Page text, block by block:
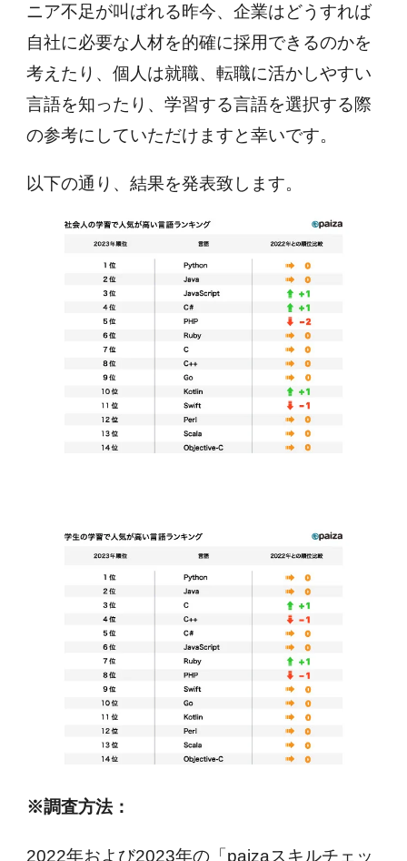
ニア不足が叫ばれる昨今、企業はどうすれば
自社に必要な人材を的確に採用できるのかを
考えたり、個人は就職、転職に活かしやすい
言語を知ったり、学習する言語を選択する際
の参考にしていただけますと幸いです。
以下の通り、結果を発表致します。
※調査方法：
2022年および2023年の「paizaスキルチェッ